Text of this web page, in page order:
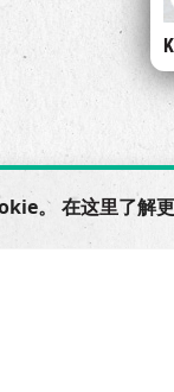
。 在这里了解更